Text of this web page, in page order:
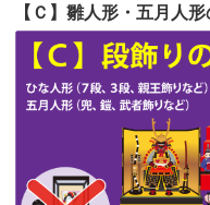
第49回人形供養祭
第48回人形供養祭
第47回人形供養祭
第46回人形供養祭
第45回人形供養祭
【Ｃ】雛人形・五月人